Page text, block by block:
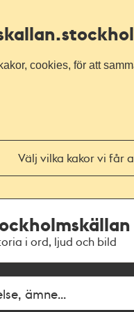
cookies, för att
Välj vilka kakor vi får
i ord, ljud och bild